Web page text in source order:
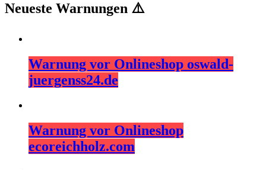
Neueste Warnungen ⚠️
Warnung vor Onlineshop oswald-
juergenss24.de
Warnung vor Onlineshop
ecoreichholz.com